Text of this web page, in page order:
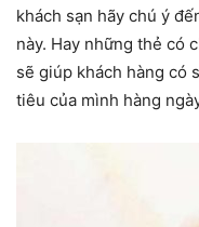
khách sạn hãy chú ý
này. Hay những thẻ có
sẽ giúp khách hàng có
tiêu của mình hàng